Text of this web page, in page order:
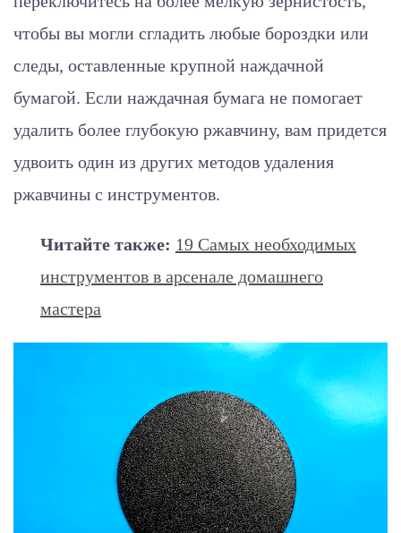
чтобы вы могли сгладить любые бороздки или
следы, оставленные крупной наждачной
бумагой. Если наждачная бумага не помогает
удалить более глубокую ржавчину, вам придется
удвоить один из других методов удаления
ржавчины с инструментов.
Читайте также: 19 Самых необходимых
инструментов в арсенале домашнего
мастера